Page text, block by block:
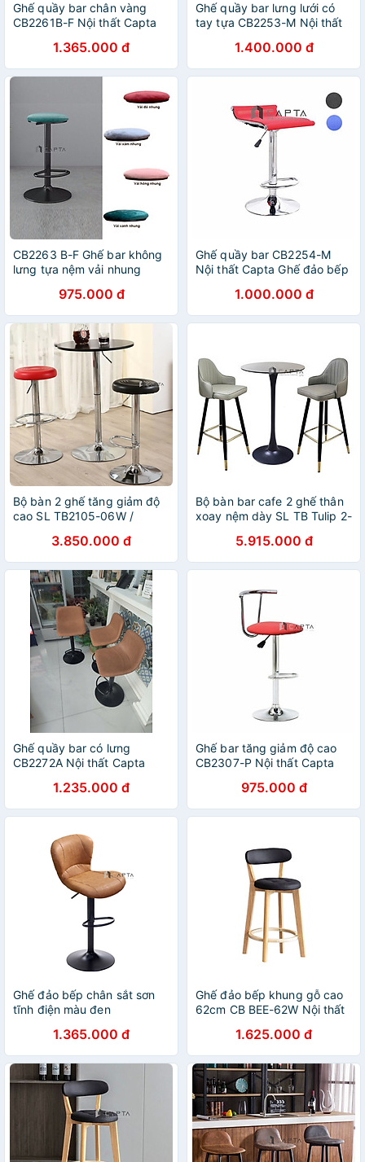
Ghế quầy bar chân vàng
CB2261B-F Nội thất Capta
điện màu vàng gold
1.365.000 đ
Ghế quầy bar lưng lưới có
tay tựa CB2253-M Nội thất
lưới có tay nhập khẩu hiện
đại
1.400.000 đ
CB2263 B-F Ghế bar không
lưng tựa nệm vải nhung
975.000 đ
Ghế quầy bar CB2254-M
Nội thất Capta Ghế đảo bếp
giảm nhập khẩu
1.000.000 đ
Bộ bàn 2 ghế tăng giảm độ
cao SL TB2105-06W /
3.850.000 đ
Bộ bàn bar cafe 2 ghế thân
xoay nệm dày SL TB Tulip 2-
5.915.000 đ
Ghế quầy bar có lưng
CB2272A Nội thất Capta
pvc có lưng tựa chân đen
tăng giảm HCM
1.235.000 đ
Ghế bar tăng giảm độ cao
CB2307-P Nội thất Capta
bọc PVC lưng tựa sắt mạ
chrome bóng chân thép
tăng giảm độ cao
975.000 đ
Ghế đảo bếp chân sắt sơn
tĩnh điện màu đen
Ghế quầy bar đảo bếp tiếp
khách nệm pvc màu nâu bò
kem nâu chân tăng giảm
màu đen Bar Stool Chair
1.365.000 đ
Ghế đảo bếp khung gỗ cao
62cm CB BEE-62W Nội thất
nệm bọc giả da kem đen
cam đất stool chair hcm city
1.625.000 đ